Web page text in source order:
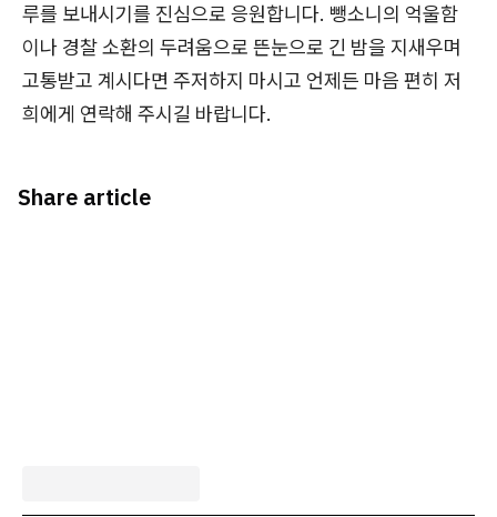
루를 보내시기를 진심으로 응원합니다. 뺑소니의 억울함
이나 경찰 소환의 두려움으로 뜬눈으로 긴 밤을 지새우며
고통받고 계시다면 주저하지 마시고 언제든 마음 편히 저
희에게 연락해 주시길 바랍니다.
Share article